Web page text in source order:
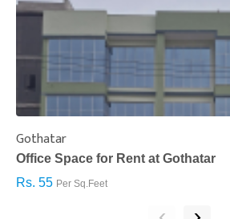
Gothatar
Office Space for Rent at Gothatar
Rs. 55 Per Sq.Feet